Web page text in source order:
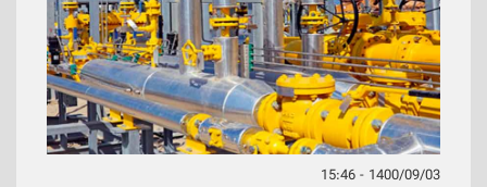
1400/09/03 - 15:46